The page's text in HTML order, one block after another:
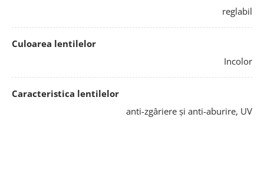
reglabil
Culoarea lentilelor
Incolor
Caracteristica lentilelor
anti-zgâriere și anti-aburire, UV